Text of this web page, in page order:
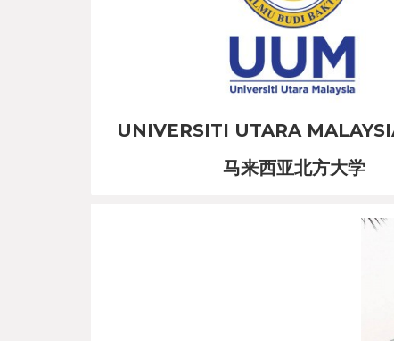
UNIVERSITI UTARA
马来西亚北方大学